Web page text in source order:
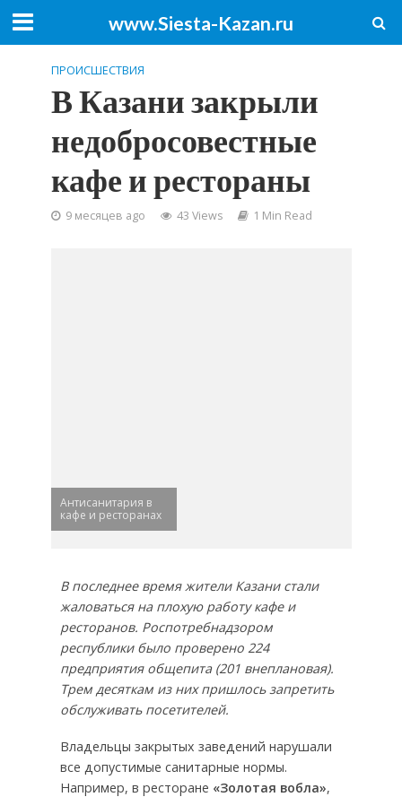
www.Siesta-Kazan.ru
ПРОИСШЕСТВИЯ
В Казани закрыли
недобросовестные
кафе и рестораны
9 месяцев ago 43 Views 1 Min Read
Антисанитария в
кафе и ресторанах
В последнее время жители Казани стали
жаловаться на плохую работу кафе и
ресторанов. Роспотребнадзором
республики было проверено 224
предприятия общепита (201 внеплановая).
Трем десяткам из них пришлось запретить
обслуживать посетителей.
Владельцы закрытых заведений нарушали
все допустимые санитарные нормы.
Например, в ресторане «Золотая вобла»,